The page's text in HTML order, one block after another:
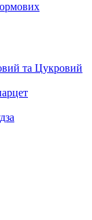
та Цукровий